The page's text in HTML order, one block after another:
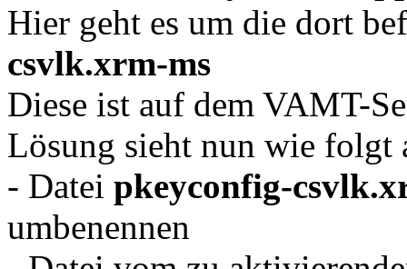
Hier geht es um die dort
csvlk.xrm-ms
Diese ist auf dem VAMT-
Lösung sieht nun wie folgt
- Datei pkeyconfig-
umbenennen